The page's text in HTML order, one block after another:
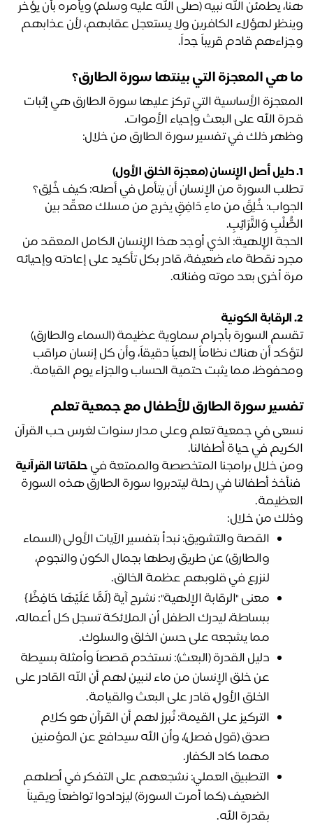
هنا، يطمئن الله نبيه (صلى الله عليه وسلم) ويأمره بأن يؤخر
وينظر لهؤلاء الكافرين ولا يستعجل عقابهم، لأن عذابهم
قادم قريباً جداً.
هي المعجزة التي بينتها سورة الطارق؟
المعجزة الأساسية التي تركز عليها سورة الطارق هي إثبات
الله على البعث وإحياء الأموات.
ذلك في تفسير سورة الطارق من خلال:
السورة من الإنسان أن يتأمل في أصله: كيف خُلِق؟
الجواب: خُلِقَ من ماءٍ دَافِقٍ يخرج من مسلك معقّد بين
وَالتَّرَائِبِ.
مجرد نقطة ماء ضعيفة، قادر بكل تأكيد على إعادته وإحيائه
أخرى بعد موته وفنائه.
تقسم السورة بأجرام سماوية عظيمة (السماء والطارق)
لتؤكد أن هناك نظاماً إلهياً دقيقاً، وأن كل إنسان مراقب
مما يثبت حتمية الحساب والجزاء يوم القيامة.
سورة الطارق للأطفال مع جمعية تعلم
نسعى في جمعية تعلم وعلى مدار سنوات لغرس حب القرآن
في حياة أطفالنا.
خلال برامجنا المتخصصة والممتعة في حلقاتنا القرآنية
فنأخذ أطفالنا في رحلة ليتدبروا سورة الطارق هذه السورة
من خلال:
القصة والتشويق:
نبدأ بتفسير الآيات الأولى (السماء
والطارق) عن طريق ربطها بجمال الكون والنجوم،
لنزرع في قلوبهم عظمة الخالق.
معنى "الرقابة الإلهية":
نشرح آية {لَمَّا عَلَيْهَا حَافِظٌ}
ببساطة، ليدرك الطفل أن الملائكة تسجل كل أعماله،
مما يشجعه على حسن الخلق والسلوك.
دليل القدرة (البعث):
نستخدم قصصاً وأمثلة بسيطة
عن خلق الإنسان من ماء لنبين لهم أن الله القادر على
الخلق الأول، قادر على البعث والقيامة.
التركيز على القيمة:
نُبرز لهم أن القرآن هو كلام
صدق (قول فصل)، وأن الله سيدافع عن المؤمنين
مهما كاد الكفار.
التطبيق العملي:
نشجعهم على التفكر في أصلهم
الضعيف (كما أمرت السورة) ليزدادوا تواضعاً ويقيناً
بقدرة الله.